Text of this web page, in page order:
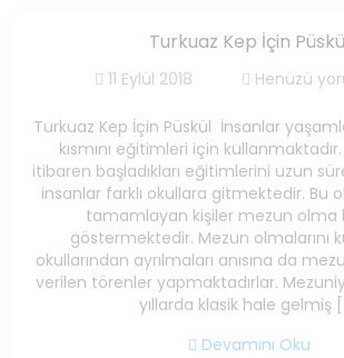
Turkuaz Kep İçin
11 Eylül 2018 Henüzü
Turkuaz Kep İçin Püskül İnsanlar
kısmını eğitimleri için
itibaren başladıkları eğitimlerini uzun
insanlar farklı okullara gitmektedir. Bu
tamamlayan kişiler mezun olma
göstermektedir. Mezun olmalarını
okullarından ayrılmaları anısına da
verilen törenler yapmaktadırlar.
yıllarda klasik hale gelmiş
Devamını Oku